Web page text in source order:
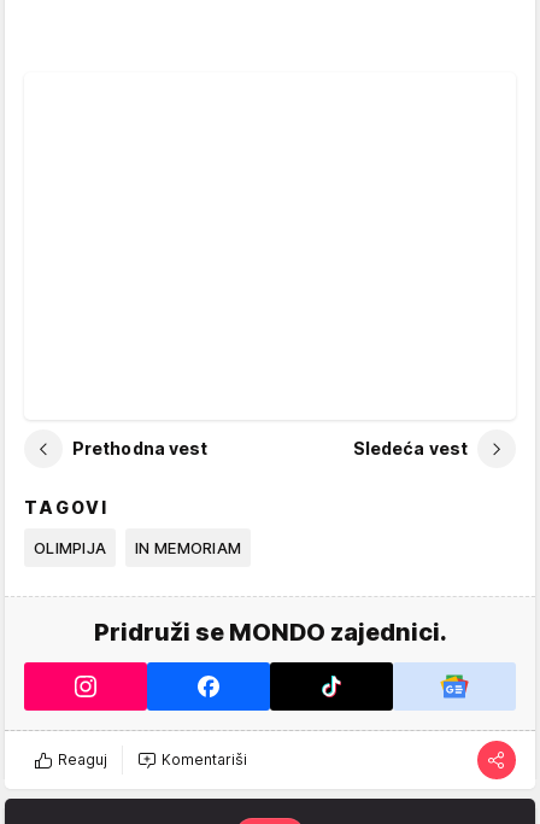
Prethodna vest Sledeća vest
TAGOVI
OLIMPIJA IN MEMORIAM
Pridruži se MONDO zajednici.
Reaguj Komentariši